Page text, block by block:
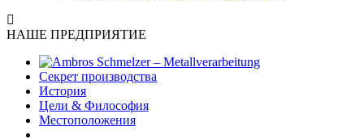
НАШЕ ПРЕДПРИЯТИЕ
Секрет производства
История
Цели & Философия
Местоположения